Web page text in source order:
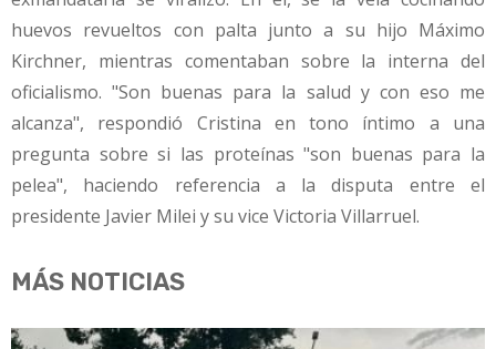
huevos revueltos con palta junto a su hijo Máximo
Kirchner, mientras comentaban sobre la interna del
oficialismo. "Son buenas para la salud y con eso me
alcanza", respondió Cristina en tono íntimo a una
pregunta sobre si las proteínas "son buenas para la
pelea", haciendo referencia a la disputa entre el
presidente Javier Milei y su vice Victoria Villarruel.
MÁS NOTICIAS